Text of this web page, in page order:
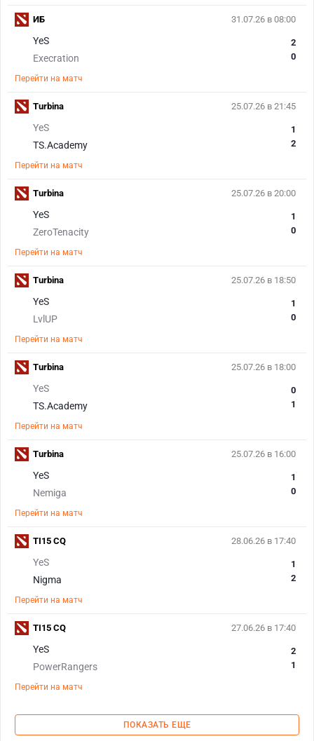
31.07.26 в 08:00
YeS
Execration
2
0
Перейти на матч
ИБ
25.07.26 в 21:45
YeS
TS.Academy
1
2
Перейти на матч
Turbina
25.07.26 в 20:00
YeS
ZeroTenacity
1
0
Перейти на матч
Turbina
25.07.26 в 18:50
YeS
LvlUP
1
0
Перейти на матч
Turbina
25.07.26 в 18:00
YeS
TS.Academy
0
1
Перейти на матч
Turbina
25.07.26 в 16:00
YeS
Nemiga
1
0
Перейти на матч
Turbina
28.06.26 в 17:40
YeS
Nigma
1
2
Перейти на матч
TI15 CQ
27.06.26 в 17:40
YeS
PowerRangers
2
1
Перейти на матч
TI15 CQ
ПОКАЗАТЬ ЕЩЕ